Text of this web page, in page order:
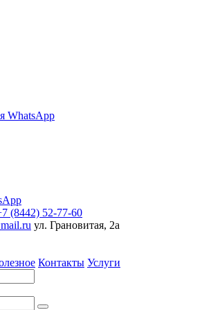
WhatsApp
(8442) 52-77-60
ул. Грановитая, 2а
Контакты Услуги